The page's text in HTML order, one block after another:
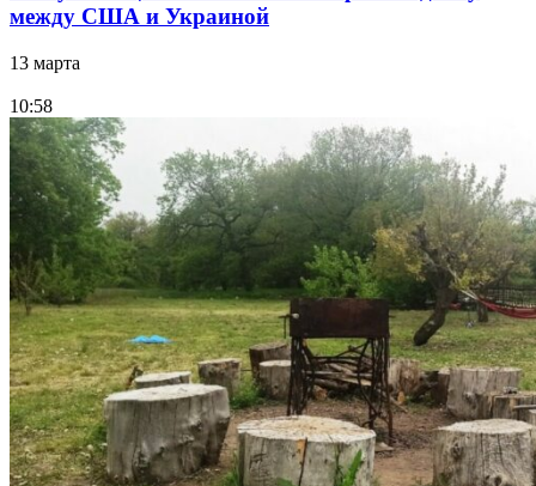
между США и Украиной
13 марта
10:58